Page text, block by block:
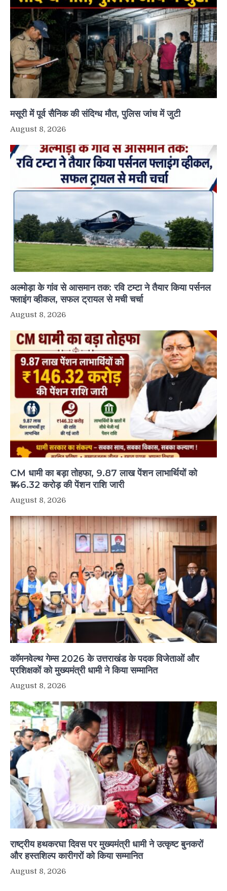
मसूरी में पूर्व सैनिक की संदिग्ध मौत, पुलिस जांच में जुटी
August 8, 2026
अल्मोड़ा के गांव से आसमान तक: रवि टम्टा ने तैयार किया पर्सनल
फ्लाइंग व्हीकल, सफल ट्रायल से मची चर्चा
August 8, 2026
CM धामी का बड़ा तोहफा, 9.87 लाख पेंशन लाभार्थियों को
₹146.32 करोड़ की पेंशन राशि जारी
August 8, 2026
कॉमनवेल्थ गेम्स 2026 के उत्तराखंड के पदक विजेताओं और
प्रशिक्षकों को मुख्यमंत्री धामी ने किया सम्मानित
August 8, 2026
राष्ट्रीय हथकरघा दिवस पर मुख्यमंत्री धामी ने उत्कृष्ट बुनकरों
और हस्तशिल्प कारीगरों को किया सम्मानित
August 8, 2026